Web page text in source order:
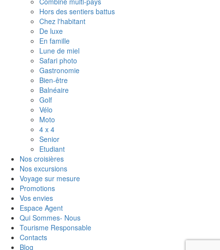
Hors des sentiers battus
Chez l'habitant
De luxe
En famille
Lune de miel
Safari photo
Gastronomie
Bien-être
Balnéaire
Golf
Vélo
Moto
4 x 4
Senior
Etudiant
Nos croisières
Nos excursions
Voyage sur mesure
Promotions
Vos envies
Espace Agent
Qui Sommes- Nous
Tourisme Responsable
Contacts
Blog